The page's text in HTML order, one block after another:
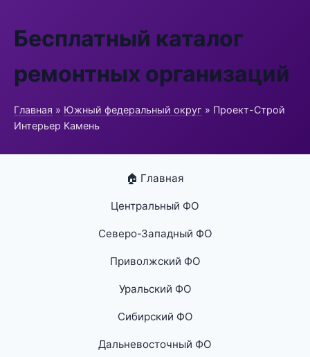
Бесплатный каталог
ремонтных организаций
Главная » Южный федеральный округ » Проект-Строй
Интерьер Камень
🏠 Главная
Центральный ФО
Северо-Западный ФО
Приволжский ФО
Уральский ФО
Сибирский ФО
Дальневосточный ФО